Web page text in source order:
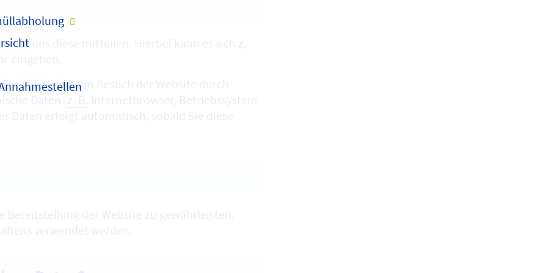
Sie uns diese mitteilen. Hierbei kann es sich z.
eingeben.
beim Besuch der Website durch
Daten (z. B. Internetbrowser, Betriebssystem
Daten erfolgt automatisch, sobald Sie diese
der Website zu gewährleisten.
verwendet werden.